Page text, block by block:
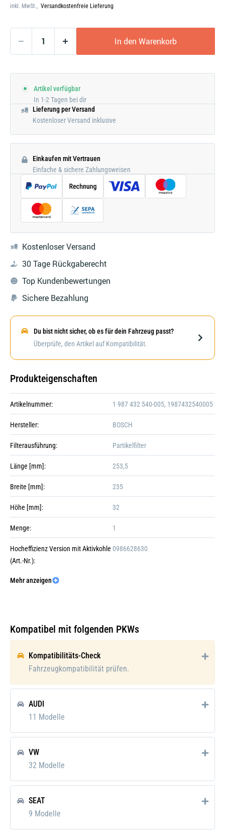
inkl. MwSt., Versandkostenfreie Lieferung
In den Warenkorb
Artikel verfügbar
In 1-2 Tagen bei dir
Lieferung per Versand
Kostenloser Versand inklusive
Einkaufen mit Vertrauen
Einfache & sichere Zahlungsweisen
Kostenloser Versand
30 Tage Rückgaberecht
Top Kundenbewertungen
Sichere Bezahlung
Darstellung kann abweichen
+6
Du bist nicht sicher, ob es für dein Fahrzeug passt?
Überprüfe, den Artikel auf Kompatibilität.
Produkteigenschaften
Artikelnummer: 1 987 432 540-005, 1987432540005
Hersteller: BOSCH
Filterausführung: Partikelfilter
Länge [mm]: 253,5
Breite [mm]: 235
Höhe [mm]: 32
Menge: 1
Hocheffizienz Version mit Aktivkohle
(Art.-Nr.):
0986628630
Version mit Aktivkohle (Art.-Nr.):
Mehr anzeigen
Kompatibel mit folgenden PKWs
Kompatibilitäts-Check
Fahrzeugkompatibilität prüfen.
AUDI
11 Modelle
VW
32 Modelle
SEAT
9 Modelle